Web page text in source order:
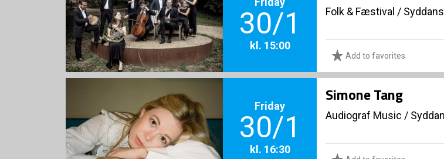
30/1
kl. 15:00
Folk & Fæstival /
Add to favorites
Friday
30/1
kl. 16:30
Simone Tang
Audiograf Music /